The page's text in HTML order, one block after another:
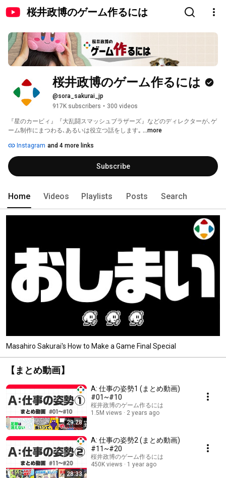
桜井政博のゲーム作るには
桜井政博のゲーム作るには
@sora_sakurai_jp
917K subscribers • 300 videos
『星のカービィ』『大乱闘スマッシュブラザーズ』などのディレクターが､ゲ
ーム制作にまつわる､あるいは役立つ話をします｡ ...more
Instagram and 4 more links
Subscribe
Home Videos Playlists Posts Search
Masahiro Sakurai's How to Make a Game Final Special
【まとめ動画】
29:28
A: 仕事の姿勢1 (まとめ動画)
#01~#10
桜井政博のゲーム作るには
1.5M views
2 years ago
28:33
A: 仕事の姿勢2 (まとめ動画)
#11~#20
桜井政博のゲーム作るには
450K views
1 year ago